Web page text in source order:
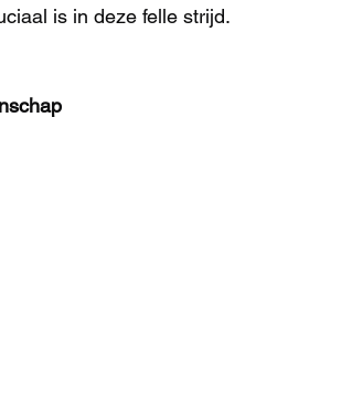
is in deze felle strijd.